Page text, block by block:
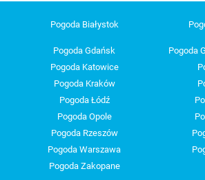
Pogoda Białystok
Pogoda Gdańsk
Pogoda
Pogoda Katowice
Pogoda Kraków
Pogoda Łódź
Pogoda Opole
Pogoda Rzeszów
Pogoda Warszawa
Pogoda Zakopane